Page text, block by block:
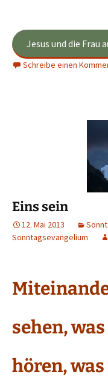
Jesus und die Frau
Schreibe einen
Eins sein
12. Mai 2013
Sonntagsevangelium
sehen,
hören,